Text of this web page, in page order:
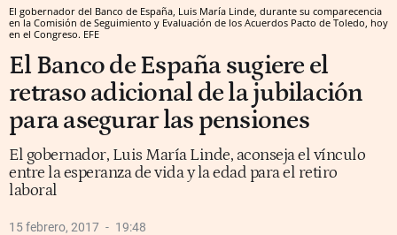
El gobernador del Banco de España, Luis María Linde, durante su comparecencia
en la Comisión de Seguimiento y Evaluación de los Acuerdos Pacto de Toledo, hoy
en el Congreso. EFE
El Banco de España sugiere el
retraso adicional de la jubilación
para asegurar las pensiones
El gobernador, Luis María Linde, aconseja el vínculo
entre la esperanza de vida y la edad para el retiro
laboral
15 febrero, 2017 19:48